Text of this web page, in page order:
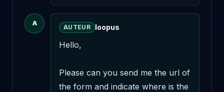
A
AUTEUR loopus
Hello,
Please can you send me the url of
the form and indicate where is the